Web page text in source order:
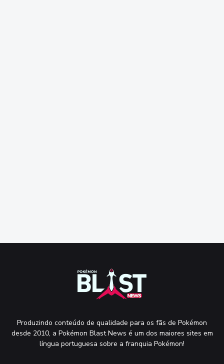
Produzindo conteúdo de qualidade para os fãs de Pokémon
desde 2010, a Pokémon Blast News é um dos maiores sites em
língua portuguesa sobre a franquia Pokémon!